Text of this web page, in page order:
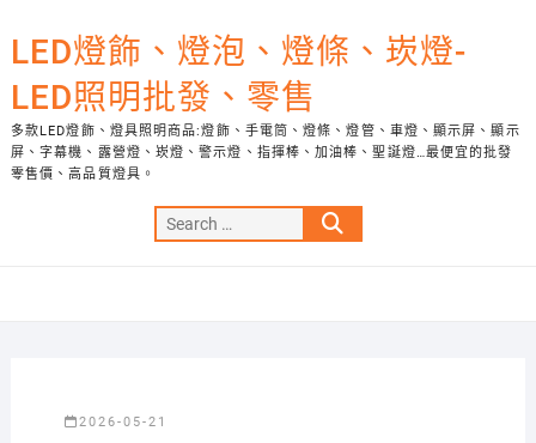
to
content
LED燈飾、燈泡、燈條、崁燈-
LED照明批發、零售
多款LED燈飾、燈具照明商品:燈飾、手電筒、燈條、燈管、車燈、顯示屏、顯示
屏、字幕機、露營燈、崁燈、警示燈、指揮棒、加油棒、聖誕燈…最便宜的批發
零售價、高品質燈具。
Search
…
2026-05-21